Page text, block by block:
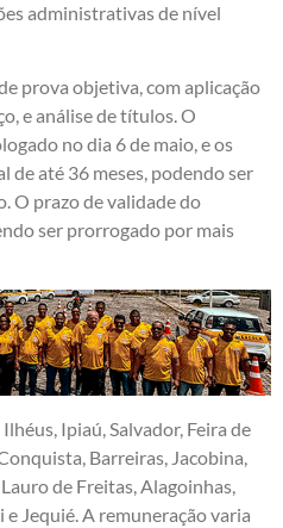
administrativas de nível
prova objetiva, com aplicação
e análise de títulos. O
no dia 6 de maio, e os
até 36 meses, podendo ser
O prazo de validade do
ser prorrogado por mais
Ipiaú, Salvador, Feira de
Barreiras, Jacobina,
de Freitas, Alagoinhas,
Jequié. A remuneração varia